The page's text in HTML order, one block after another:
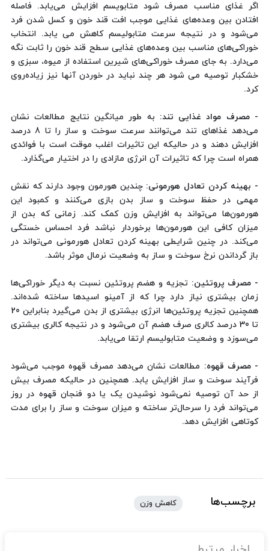
اگر غذای مناسب مصرف شود متابویسم افزایش می‌یابد. فاصله
افتادن بین وعده‌های غذایی موجب افت قند خون و کسل شدن فرد
می‌شود و در نتیجه سرعت متابولیسم کاهش می یابد. انتخاب
خوراکی‌های مناسب بین وعده‌های غذایی سطح قند خون را ثابت نگه
می‌دارد. به جای مصرف خوراکی‌های شیرین استفاده از میوه، سبزی و
خشکبار توصیه می شود هر چند نباید در خوردن آنها نیز زیاده‌روی
کرد.
- مصرف مواد غذایی تند: به طور میانگین نتایج مطالعات نشان
می‌دهد غذاهای تند می‌توانند سرعت سوخت و ساز را تا 8 درصد
افزایش دهند و در حالیکه این تاثیرات اغلب موقت است با فوائدی
همراه است چرا که تاثیرات آن انرژی مازادی را در اختیار می‌گذارد.
- بهینه کردن تعادل هورمونی:چندین هورمون وجود دارند که نقش
مهمی در حفظ سوخت و ساز بدن بازی می‌کنند و کمبود این
هورمون‌ها می‌تواند به افزایش وزن کمک کند. زمانی که بدن از
میزان کافی این هورمون‌ها برخوردار نباشد فرد احساس خستگی
می‌کند. در چنین شرایطی بهینه کردن تعادل هورمونی می‌تواند در
باز گرداندن نرخ سوخت و ساز به وضعیت نرمال موثر باشد.
- مصرف پروتئین: تجزیه و هضم پروتئین نسبت به دیگر خوراکی‌ها
زمان بیشتری نیاز دارد چرا که از آمینو اسیدها ساخته شده‌اند.
همچنین تجزیه پروتئین‌ها انرژی بیشتری از بدن می‌گیرد بنابراین 20
تا 30 درصد کالری صرف هضم آن می‌شود و در نتیجه کالری بیشتری
می‌سوزد و وضعیت متابولیسم ارتقا می‌یابد.
- مصرف قهوه: مطالعات نشان می‌دهد مصرف قهوه موجب می‌شود
فرآیند سوخت و ساز افزایش یابد. همچنین در حالیکه مصرف بیش
از حد آن توصیه نمی‌شود نوشیدن یک یا دو فنجان قهوه در روز
می‌تواند فرد را سرحال‌تر ساخته و میزان سوخت و ساز را برای مدت
کوتاهی افزایش دهد.
برچسب‌ها کاهش وزن